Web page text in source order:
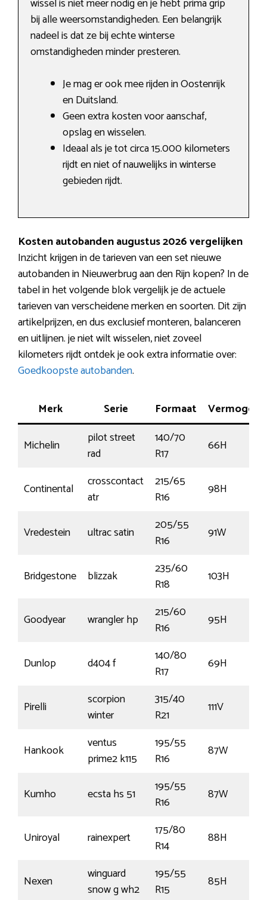
wissel is niet meer nodig en je hebt prima grip
bij alle weersomstandigheden. Een belangrijk
nadeel is dat ze bij echte winterse
omstandigheden minder presteren.
Je mag er ook mee rijden in Oostenrijk
en Duitsland.
Geen extra kosten voor aanschaf,
opslag en wisselen.
Ideaal als je tot circa 15.000 kilometers
rijdt en niet of nauwelijks in winterse
gebieden rijdt.
Kosten autobanden augustus 2026 vergelijken
Inzicht krijgen in de tarieven van een set nieuwe
autobanden in Nieuwerbrug aan den Rijn kopen? In de
tabel in het volgende blok vergelijk je de actuele
tarieven van verscheidene merken en soorten. Dit zijn
artikelprijzen, en dus exclusief monteren, balanceren
en uitlijnen. je niet wilt wisselen, niet zoveel
kilometers rijdt ontdek je ook extra informatie over:
Goedkoopste autobanden.
Merk Serie Formaat Vermogen
Michelin
pilot street
rad
140/70
R17
66H
Continental
crosscontact
atr
215/65
R16
98H
Vredestein ultrac satin
205/55
R16
91W
Bridgestone blizzak
235/60
R18
103H
Goodyear wrangler hp
215/60
R16
95H
Dunlop d404 f
140/80
R17
69H
Pirelli
scorpion
winter
315/40
R21
111V
Hankook
ventus
prime2 k115
195/55
R16
87W
Kumho ecsta hs 51
195/55
R16
87W
Uniroyal rainexpert
175/80
R14
88H
Nexen
winguard
snow g wh2
195/55
R15
85H